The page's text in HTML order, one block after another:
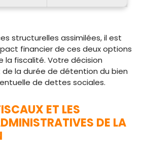
structurelles assimilées, il est
financier de ces deux options
la fiscalité. Votre décision
la durée de détention du bien
de dettes sociales.
ET LES
DE LA